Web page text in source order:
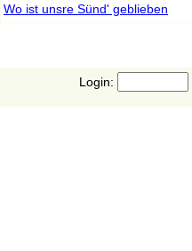
Wo ist unsre Sünd' geblieben
Login: